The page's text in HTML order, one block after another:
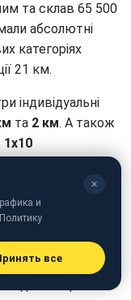
та склав 65 500
абсолютні
категоріях
21 км.
індивідуальні
та 2 км. А також
1х10
Relay
півмарафону
взяти
навіть батьки з
дистанціях:
✕
и
все